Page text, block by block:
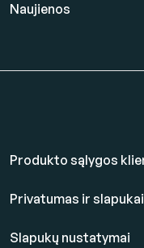
Naujienos
Produkto sąlygos
Privatumas ir slapukai
Slapukų nustatymai